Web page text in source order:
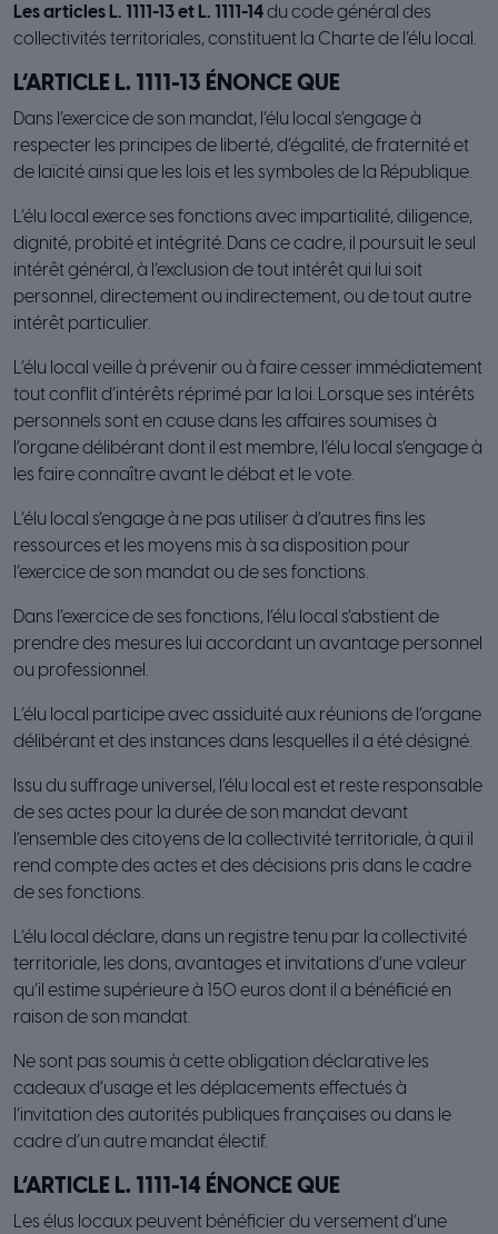
Les articles L. 1111-13 et L. 1111-14du code général des
collectivités territoriales, constituent la Charte de l’élu local.
L’ARTICLE L. 1111-13 ÉNONCE QUE
Dans l’exercice de son mandat, l’élu local s’engage à
respecter les principes de liberté, d’égalité, de fraternité et
de laïcité ainsi que les lois et les symboles de la République.
L’élu local exerce ses fonctions avec impartialité, diligence,
dignité, probité et intégrité. Dans ce cadre, il poursuit le seul
intérêt général, à l’exclusion de tout intérêt qui lui soit
personnel, directement ou indirectement, ou de tout autre
intérêt particulier.
L’élu local veille à prévenir ou à faire cesser immédiatement
tout conflit d’intérêts réprimé par la loi. Lorsque ses intérêts
personnels sont en cause dans les affaires soumises à
l’organe délibérant dont il est membre, l’élu local s’engage à
les faire connaître avant le débat et le vote.
L’élu local s’engage à ne pas utiliser à d’autres fins les
ressources et les moyens mis à sa disposition pour
l’exercice de son mandat ou de ses fonctions.
Dans l’exercice de ses fonctions, l’élu local s’abstient de
prendre des mesures lui accordant un avantage personnel
ou professionnel.
L’élu local participe avec assiduité aux réunions de l’organe
délibérant et des instances dans lesquelles il a été désigné.
Issu du suffrage universel, l’élu local est et reste responsable
de ses actes pour la durée de son mandat devant
l’ensemble des citoyens de la collectivité territoriale, à qui il
rend compte des actes et des décisions pris dans le cadre
de ses fonctions.
L’élu local déclare, dans un registre tenu par la collectivité
territoriale, les dons, avantages et invitations d’une valeur
qu’il estime supérieure à 150 euros dont il a bénéficié en
raison de son mandat.
Ne sont pas soumis à cette obligation déclarative les
cadeaux d’usage et les déplacements effectués à
l’invitation des autorités publiques françaises ou dans le
cadre d’un autre mandat électif.
L’ARTICLE L. 1111-14 ÉNONCE QUE
Les élus locaux peuvent bénéficier du versement d’une